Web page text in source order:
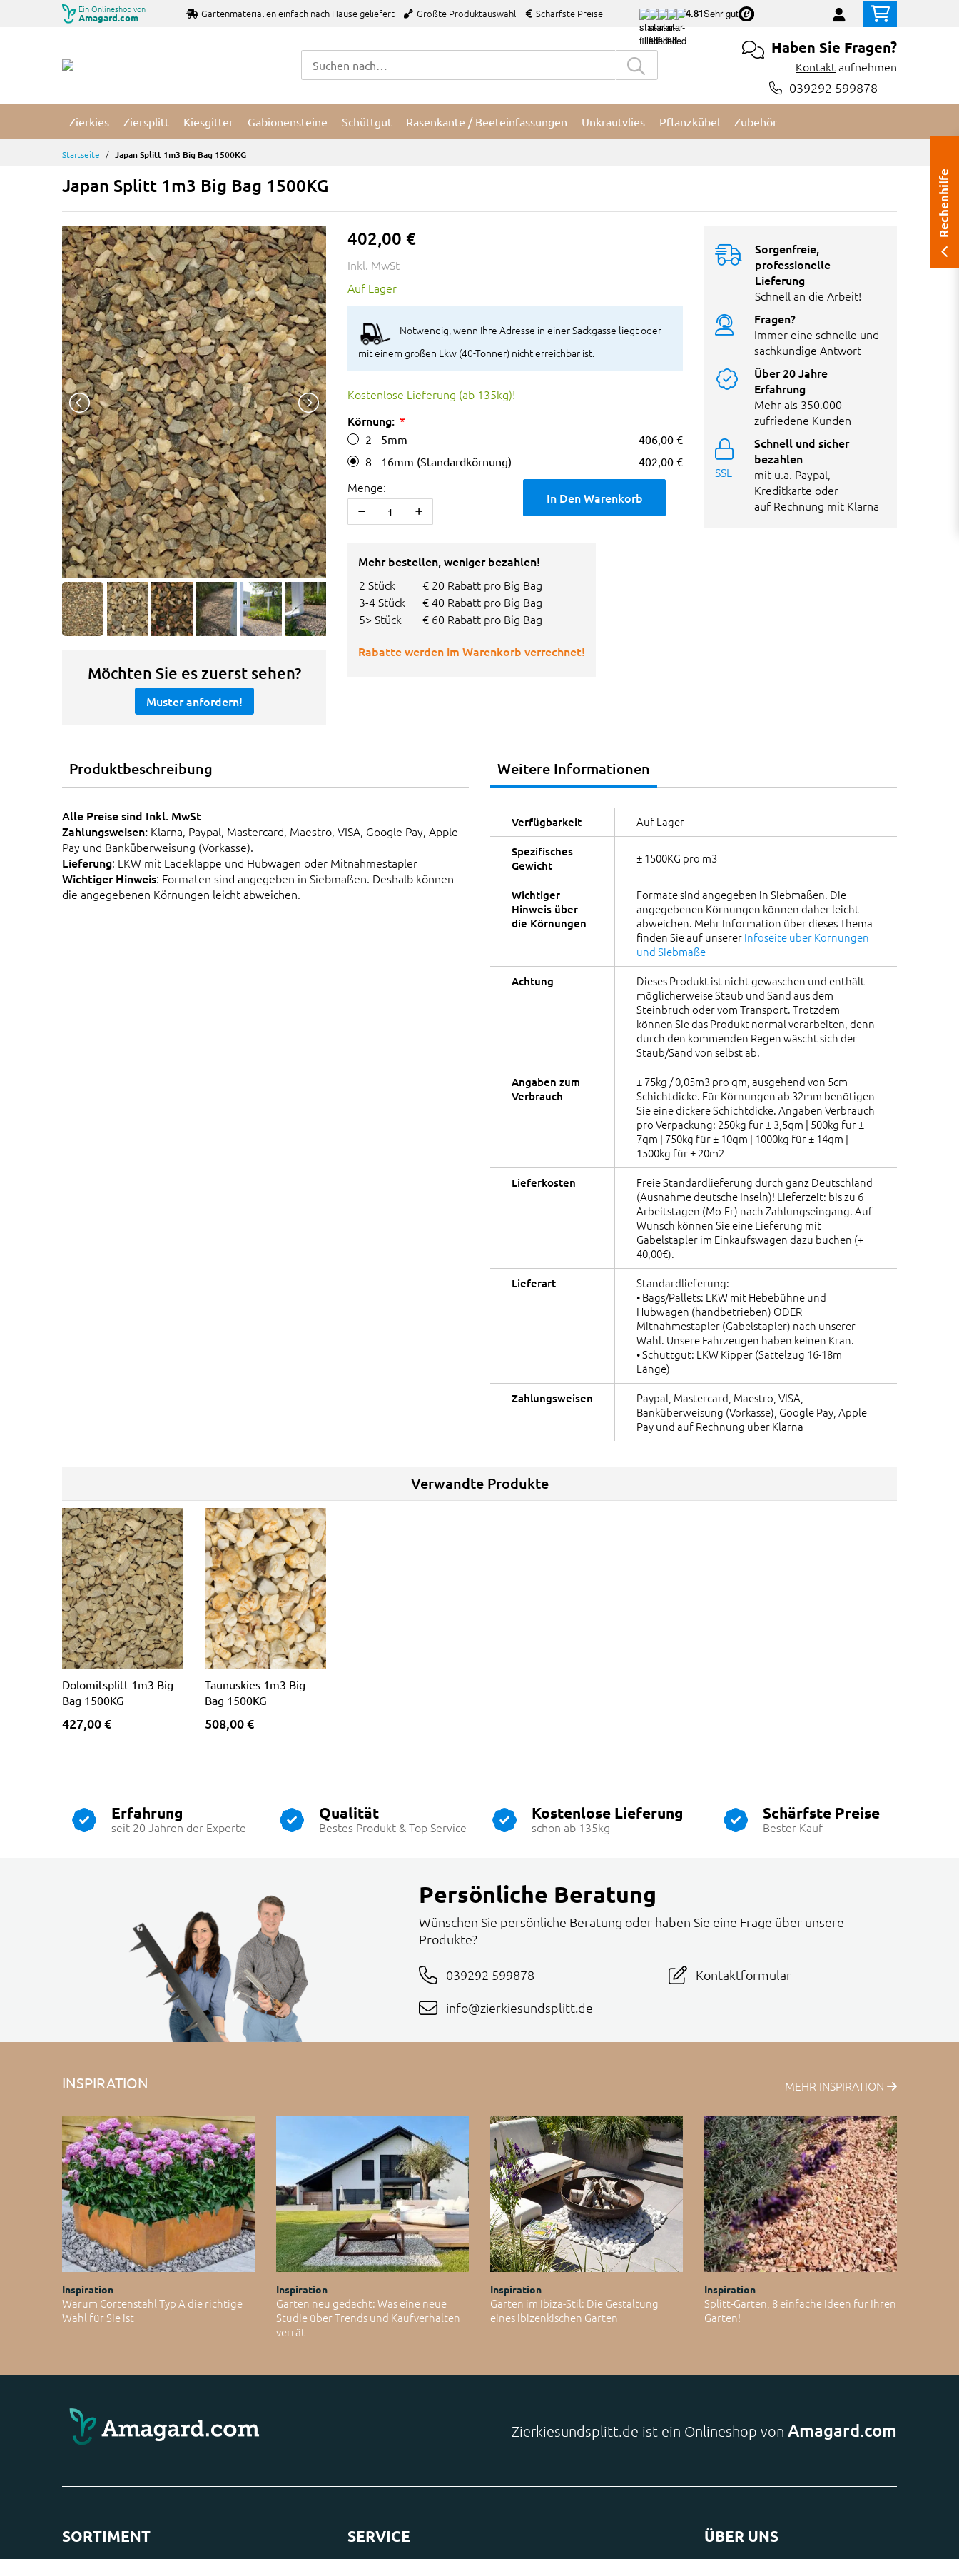
Ein Onlineshop von
Amagard.com Gartenmaterialien einfach nach Hause geliefert Größte Produktauswahl Schärfste Preise 4.81Sehr gut
Haben Sie Fragen?
Kontaktaufnehmen
039292 599878
Zierkies Ziersplitt Kiesgitter Gabionensteine Schüttgut Rasenkante / Beeteinfassungen Unkrautvlies Pflanzkübel Zubehör
Startseite Japan Splitt 1m3 Big Bag 1500KG
Japan Splitt 1m3 Big Bag 1500KG
Möchten Sie es zuerst sehen?
Muster anfordern!
402,00 €
Inkl. MwSt
Auf Lager
Notwendig, wenn Ihre Adresse in einer Sackgasse liegt oder
mit einem großen Lkw (40-Tonner) nicht erreichbar ist.
Kostenlose Lieferung (ab 135kg)!
Körnung:
2 - 5mm
406,00 €
8 - 16mm (Standardkörnung)
402,00 €
Menge:
In Den Warenkorb
Mehr bestellen, weniger bezahlen!
2 Stück
€ 20 Rabatt pro Big Bag
3-4 Stück
€ 40 Rabatt pro Big Bag
5> Stück
€ 60 Rabatt pro Big Bag
Rabatte werden im Warenkorb verrechnet!
Sorgenfreie,
professionelle
Lieferung
Schnell an die Arbeit!
Fragen?
Immer eine schnelle und
sachkundige Antwort
Über 20 Jahre
Erfahrung
Mehr als 350.000
zufriedene Kunden
SSL
Schnell und sicher
bezahlen
mit u.a. Paypal,
Kreditkarte oder
auf Rechnung mit Klarna
Produktbeschreibung
Alle Preise sind Inkl. MwSt
Zahlungsweisen: Klarna, Paypal, Mastercard, Maestro, VISA, Google Pay, Apple
Pay und Banküberweisung (Vorkasse).
Lieferung: LKW mit Ladeklappe und Hubwagen oder Mitnahmestapler
Wichtiger Hinweis: Formaten sind angegeben in Siebmaßen. Deshalb können
die angegebenen Körnungen leicht abweichen.
Weitere Informationen
Verfügbarkeit Auf Lager
Spezifisches
Gewicht
± 1500KG pro m3
Wichtiger
Hinweis über
die Körnungen
Formate sind angegeben in Siebmaßen. Die
angegebenen Körnungen können daher leicht
abweichen. Mehr Information über dieses Thema
finden Sie auf unsererInfoseite über Körnungen
und Siebmaße
Achtung
Dieses Produkt ist nicht gewaschen und enthält
möglicherweise Staub und Sand aus dem
Steinbruch oder vom Transport. Trotzdem
können Sie das Produkt normal verarbeiten, denn
durch den kommenden Regen wäscht sich der
Staub/Sand von selbst ab.
Angaben zum
Verbrauch
± 75kg / 0,05m3 pro qm, ausgehend von 5cm
Schichtdicke. Für Körnungen ab 32mm benötigen
Sie eine dickere Schichtdicke. Angaben Verbrauch
pro Verpackung: 250kg für ± 3,5qm | 500kg für ±
7qm | 750kg für ± 10qm | 1000kg für ± 14qm |
1500kg für ± 20m2
Lieferkosten
Freie Standardlieferung durch ganz Deutschland
(Ausnahme deutsche Inseln)! Lieferzeit: bis zu 6
Arbeitstagen (Mo-Fr) nach Zahlungseingang. Auf
Wunsch können Sie eine Lieferung mit
Gabelstapler im Einkaufswagen dazu buchen (+
40,00€).
Lieferart
Standardlieferung:
• Bags/Pallets: LKW mit Hebebühne und
Hubwagen (handbetrieben) ODER
Mitnahmestapler (Gabelstapler) nach unserer
Wahl. Unsere Fahrzeugen haben keinen Kran.
• Schüttgut: LKW Kipper (Sattelzug 16-18m
Länge)
Zahlungsweisen
Paypal, Mastercard, Maestro, VISA,
Banküberweisung (Vorkasse), Google Pay, Apple
Pay und auf Rechnung über Klarna
Verwandte Produkte
Dolomitsplitt 1m3 Big
Bag 1500KG
427,00 €
Taunuskies 1m3 Big
Bag 1500KG
508,00 €
Erfahrung
seit 20 Jahren der Experte
Qualität
Bestes Produkt & Top Service
Kostenlose Lieferung
schon ab 135kg
Schärfste Preise
Bester Kauf
Persönliche Beratung
Wünschen Sie persönliche Beratung oder haben Sie eine Frage über unsere
Produkte?
039292 599878
info@zierkiesundsplitt.de
Kontaktformular
INSPIRATION MEHR INSPIRATION
Inspiration
Warum Cortenstahl Typ A die richtige
Wahl für Sie ist
Inspiration
Garten neu gedacht: Was eine neue
Studie über Trends und Kaufverhalten
verrät
Inspiration
Garten im Ibiza-Stil: Die Gestaltung
eines ibizenkischen Garten
Inspiration
Splitt-Garten, 8 einfache Ideen für Ihren
Garten!
Zierkiesundsplitt.de ist ein Onlineshop von Amagard.com
SORTIMENT SERVICE ÜBER UNS
Rechenhilfe